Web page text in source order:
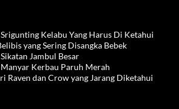
Kelabu Yang Harus Di Ketahui
yang Sering Disangka Bebek
Jambul Besar
Kerbau Paruh Merah
Raven dan Crow yang Jarang Diketahui